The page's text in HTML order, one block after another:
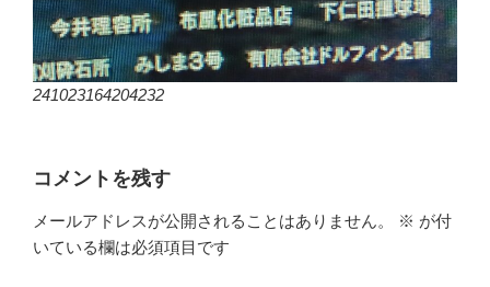
241023164204232
コメントを残す
メールアドレスが公開されることはありません。 ※ が付
いている欄は必須項目です